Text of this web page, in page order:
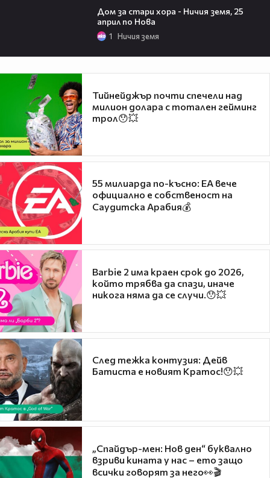
Дом за стари хора - Ничия земя, 25
април по Нова
1 Ничия земя
Тийнейджър почти спечели над
милион долара с тотален гейминг
трол😯💥
55 милиарда по-късно: EA вече
официално е собственост на
Саудитска Арабия💰
Barbie 2 има краен срок до 2026,
който трябва да спази, иначе
никога няма да се случи.😯💥
След тежка контузия: Дейв
Батиста е новият Кратос!😯💥
„Спайдър-мен: Нов ден“ буквално
взриви кината у нас – ето защо
всички говорят за него👀🎬